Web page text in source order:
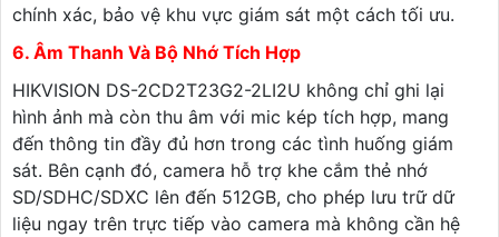
chính xác, bảo vệ khu vực giám sát một cách tối ưu.
6. Âm Thanh Và Bộ Nhớ Tích Hợp
HIKVISION DS-2CD2T23G2-2LI2U không chỉ ghi lại
hình ảnh mà còn thu âm với mic kép tích hợp, mang
đến thông tin đầy đủ hơn trong các tình huống giám
sát. Bên cạnh đó, camera hỗ trợ khe cắm thẻ nhớ
SD/SDHC/SDXC lên đến 512GB, cho phép lưu trữ dữ
liệu ngay trên trực tiếp vào camera mà không cần hệ